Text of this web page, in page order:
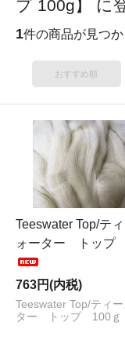
プ 100g】 に
1件の商品が見つ
おすすめ順
Teeswater Top/テ
ォーター トップ
763円(内税)
Teeswater Top/ティ
ター トップ 100ｇ